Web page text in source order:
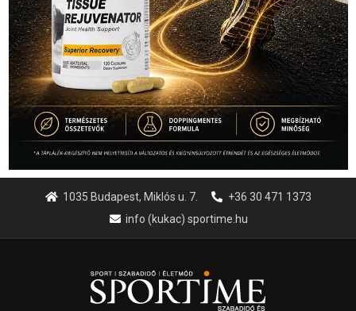
1035 Budapest, Miklós u. 7.
+36 30 471 1373
info (kukac) sportime.hu